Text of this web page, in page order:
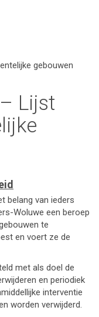
gebouwen
Lijst
belang van ieders
Woluwe een beroep
te
en voert ze de
met als doel de
en periodiek
interventie
worden verwijderd.